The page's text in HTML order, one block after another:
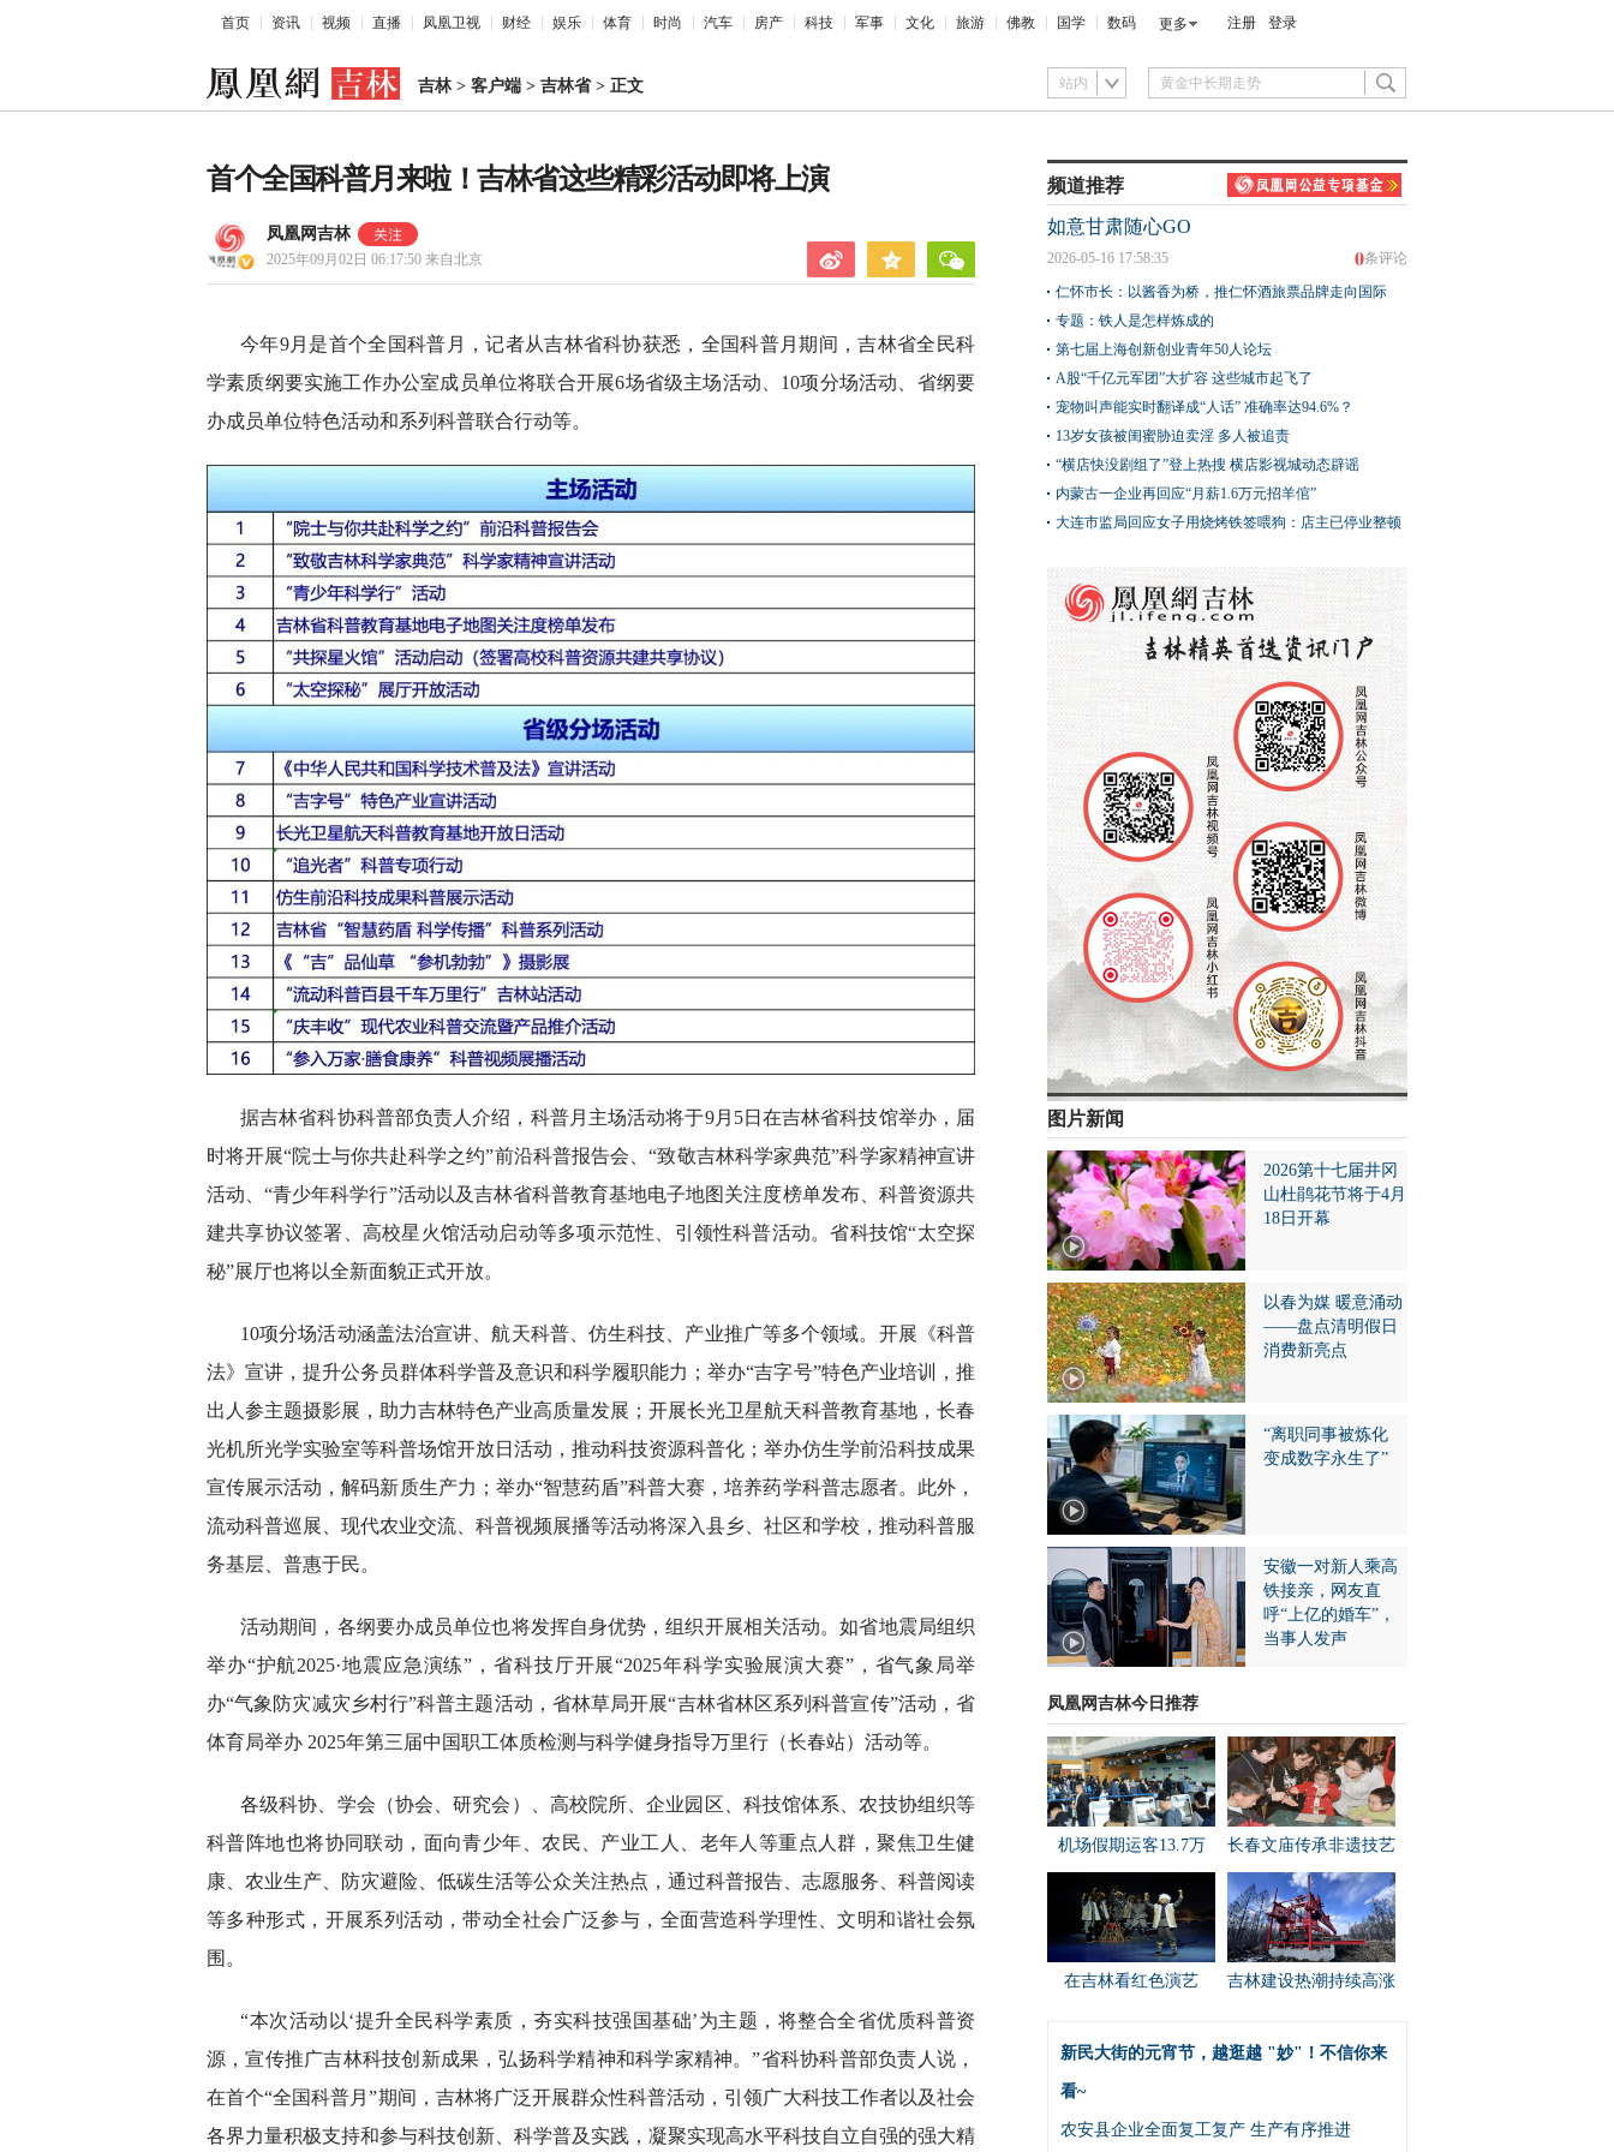
首页 资讯 视频 直播 凤凰卫视 财经 娱乐 体育 时尚 汽车 房产 科技 军事 文化 旅游 佛教 国学 数码 更多 注册 登录
吉林> 客户端 > 吉林省> 正文 站内
首个全国科普月来啦！吉林省这些精彩活动即将上演
凤凰网吉林
2025年09月02日 06:17:50 来自北京
今年9月是首个全国科普月，记者从吉林省科协获悉，全国科普月期间，吉林省全民科
学素质纲要实施工作办公室成员单位将联合开展6场省级主场活动、10项分场活动、省纲要
办成员单位特色活动和系列科普联合行动等。
据吉林省科协科普部负责人介绍，科普月主场活动将于9月5日在吉林省科技馆举办，届
时将开展“院士与你共赴科学之约”前沿科普报告会、“致敬吉林科学家典范”科学家精神宣讲
活动、“青少年科学行”活动以及吉林省科普教育基地电子地图关注度榜单发布、科普资源共
建共享协议签署、高校星火馆活动启动等多项示范性、引领性科普活动。省科技馆“太空探
秘”展厅也将以全新面貌正式开放。
10项分场活动涵盖法治宣讲、航天科普、仿生科技、产业推广等多个领域。开展《科普
法》宣讲，提升公务员群体科学普及意识和科学履职能力；举办“吉字号”特色产业培训，推
出人参主题摄影展，助力吉林特色产业高质量发展；开展长光卫星航天科普教育基地，长春
光机所光学实验室等科普场馆开放日活动，推动科技资源科普化；举办仿生学前沿科技成果
宣传展示活动，解码新质生产力；举办“智慧药盾”科普大赛，培养药学科普志愿者。此外，
流动科普巡展、现代农业交流、科普视频展播等活动将深入县乡、社区和学校，推动科普服
务基层、普惠于民。
活动期间，各纲要办成员单位也将发挥自身优势，组织开展相关活动。如省地震局组织
举办“护航2025·地震应急演练”，省科技厅开展“2025年科学实验展演大赛”，省气象局举
办“气象防灾减灾乡村行”科普主题活动，省林草局开展“吉林省林区系列科普宣传”活动，省
体育局举办 2025年第三届中国职工体质检测与科学健身指导万里行（长春站）活动等。
各级科协、学会（协会、研究会）、高校院所、企业园区、科技馆体系、农技协组织等
科普阵地也将协同联动，面向青少年、农民、产业工人、老年人等重点人群，聚焦卫生健
康、农业生产、防灾避险、低碳生活等公众关注热点，通过科普报告、志愿服务、科普阅读
等多种形式，开展系列活动，带动全社会广泛参与，全面营造科学理性、文明和谐社会氛
围。
“本次活动以‘提升全民科学素质，夯实科技强国基础’为主题，将整合全省优质科普资
源，宣传推广吉林科技创新成果，弘扬科学精神和科学家精神。”省科协科普部负责人说，
在首个“全国科普月”期间，吉林将广泛开展群众性科普活动，引领广大科技工作者以及社会
各界力量积极支持和参与科技创新、科学普及实践，凝聚实现高水平科技自立自强的强大精
频道推荐
如意甘肃随心GO
0条评论
2026-05-16 17:58:35
仁怀市长：以酱香为桥，推仁怀酒旅票品牌走向国际
专题：铁人是怎样炼成的
第七届上海创新创业青年50人论坛
A股“千亿元军团”大扩容 这些城市起飞了
宠物叫声能实时翻译成“人话” 准确率达94.6%？
13岁女孩被闺蜜胁迫卖淫 多人被追责
“横店快没剧组了”登上热搜 横店影视城动态辟谣
内蒙古一企业再回应“月薪1.6万元招羊倌”
大连市监局回应女子用烧烤铁签喂狗：店主已停业整顿
图片新闻
2026第十七届井冈
山杜鹃花节将于4月
18日开幕
以春为媒 暖意涌动
——盘点清明假日
消费新亮点
“离职同事被炼化
变成数字永生了”
安徽一对新人乘高
铁接亲，网友直
呼“上亿的婚车”，
当事人发声
凤凰网吉林今日推荐
机场假期运客13.7万 长春文庙传承非遗技艺
在吉林看红色演艺 吉林建设热潮持续高涨
新民大街的元宵节，越逛越 "妙"！不信你来
看~
农安县企业全面复工复产 生产有序推进